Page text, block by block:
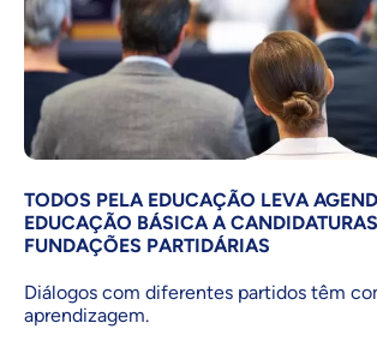
TODOS PELA EDUCAÇÃO LEVA
EDUCAÇÃO BÁSICA A
FUNDAÇÕES PARTIDÁRIAS
Diálogos com diferentes partidos têm
aprendizagem.